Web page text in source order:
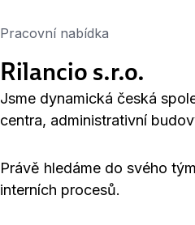
Pracovní nabídka
Rilancio s.r.o.
Jsme dynamická česká
centra, administrativní
Právě hledáme do svého
interních procesů.